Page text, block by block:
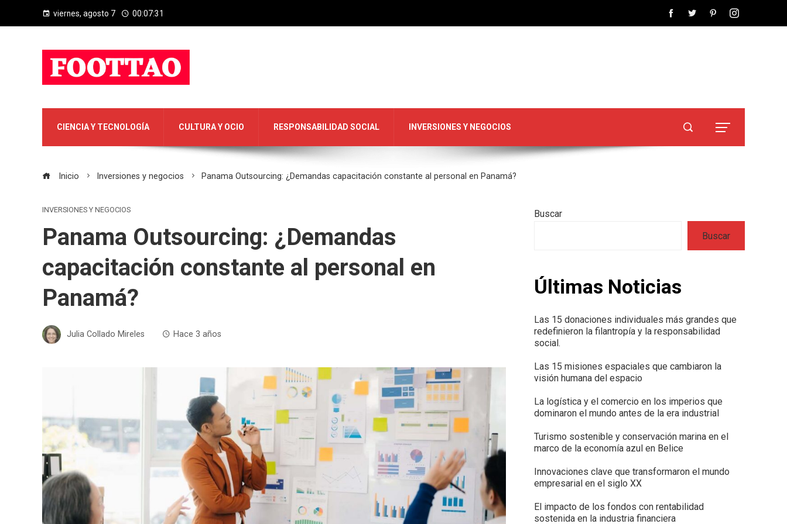
viernes, agosto 7 00:07:31
CIENCIA Y TECNOLOGÍA CULTURA Y OCIO RESPONSABILIDAD SOCIAL INVERSIONES Y NEGOCIOS
Inicio Inversiones y negocios Panama Outsourcing: ¿Demandas capacitación constante al personal en Panamá?
INVERSIONES Y NEGOCIOS
Panama Outsourcing: ¿Demandas
capacitación constante al personal en
Panamá?
Julia Collado Mireles Hace 3 años
Buscar
Buscar
Últimas Noticias
Las 15 donaciones individuales más grandes que
redefinieron la filantropía y la responsabilidad
social.
Las 15 misiones espaciales que cambiaron la
visión humana del espacio
La logística y el comercio en los imperios que
dominaron el mundo antes de la era industrial
Turismo sostenible y conservación marina en el
marco de la economía azul en Belice
Innovaciones clave que transformaron el mundo
empresarial en el siglo XX
El impacto de los fondos con rentabilidad
sostenida en la industria financiera